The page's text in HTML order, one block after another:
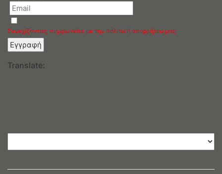
Συνεχίζοντας, συμφωνείτε με την πολιτική απορρήτου μας
Translate: